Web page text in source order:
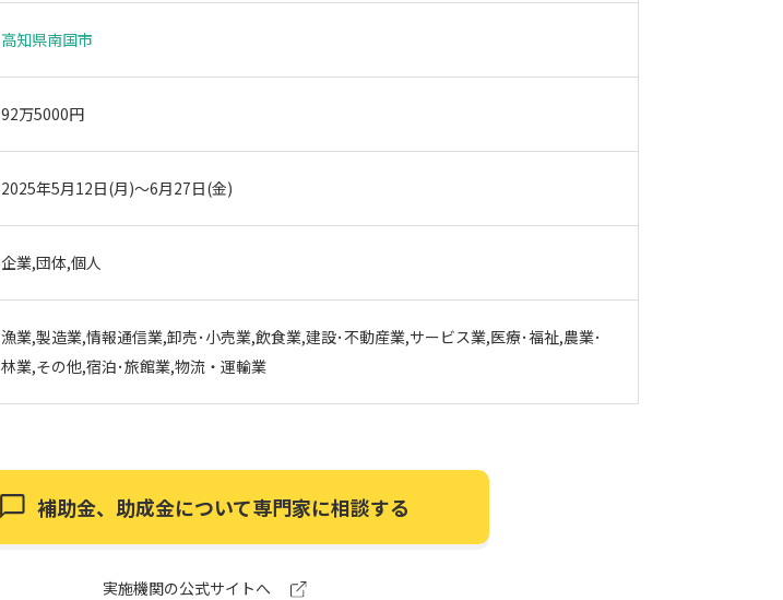
高知県南国市
92万5000円
2025年5月12日(月)〜6月27日(金)
企業,団体,個人
漁業,製造業,情報通信業,卸売･小売業,飲食業,建設･不動産業,サービス業,医療･福祉,農業･
林業,その他,宿泊･旅館業,物流・運輸業
補助金、助成金について専門家に相談する
実施機関の公式サイトへ